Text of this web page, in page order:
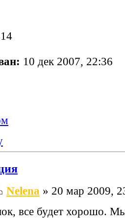
10 дек 2007, 22:36
Nelena » 20 мар 2009,
все будет хорошо.